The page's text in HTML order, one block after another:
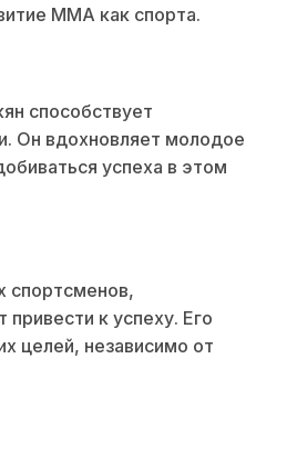
ММА как спорта.
способствует
Он вдохновляет молодое
успеха в этом
спортсменов,
к успеху. Его
целей, независимо от